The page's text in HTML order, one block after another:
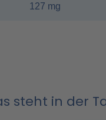
127 mg
steht in der